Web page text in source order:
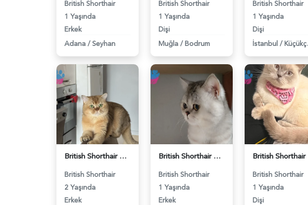
British Shorthair
1 Yaşında
Erkek
Adana / Seyhan
British Shorthair
1 Yaşında
Dişi
Muğla / Bodrum
British Shorthair
1 Yaşında
Dişi
İstanbul /
British Shorthair Erkek Kızgınlıkta - 118984651
British Shorthair
2 Yaşında
Erkek
British Shorthair Duma Eş Arıyorum - 118984650
British Shorthair
1 Yaşında
Erkek
British Shorthair
1 Yaşında
Dişi